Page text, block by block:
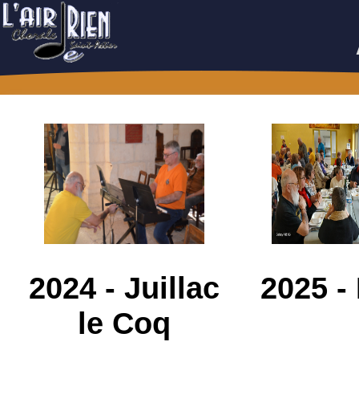
2024 - Juillac
le Coq
2025 -